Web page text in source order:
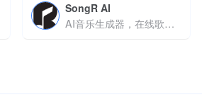
SongR AI
AI音乐生成器，在线歌曲创作工具